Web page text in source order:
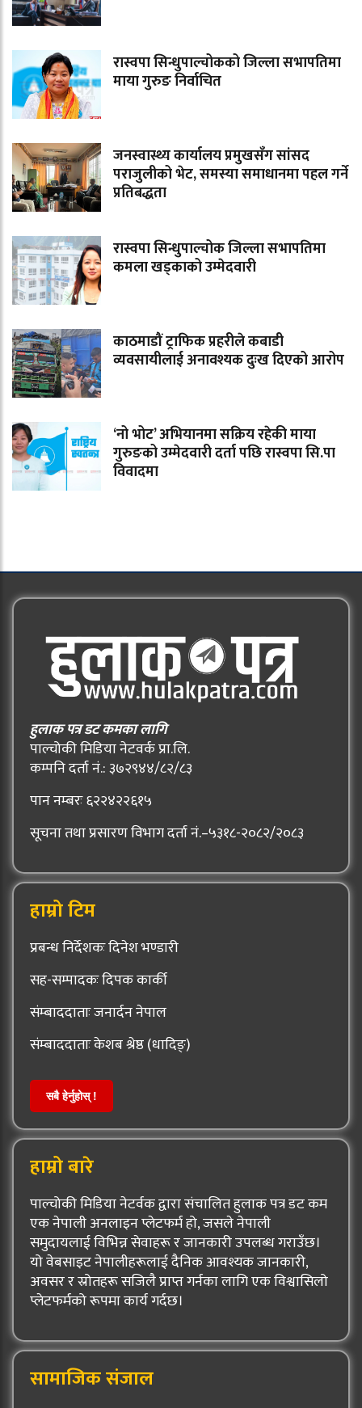
रास्वपा सिन्धुपाल्चोकको जिल्ला सभापतिमा
माया गुरुङ निर्वाचित
जनस्वास्थ्य कार्यालय प्रमुखसँग सांसद
पराजुलीको भेट, समस्या समाधानमा पहल गर्ने
प्रतिबद्धता
रास्वपा सिन्धुपाल्चोक जिल्ला सभापतिमा
कमला खड्काको उम्मेदवारी
काठमाडौं ट्राफिक प्रहरीले कबाडी
व्यवसायीलाई अनावश्यक दुःख दिएको आरोप
‘नो भोट’ अभियानमा सक्रिय रहेकी माया
गुरुङको उम्मेदवारी दर्ता पछि रास्वपा सि.पा
विवादमा
हुलाक पत्र डट कमका लागि
पाल्चोकी मिडिया नेटवर्क प्रा.लि.
कम्पनि दर्ता नं.: ३७२९४४/८२/८३
पान नम्बरः ६२२४२२६१५
सूचना तथा प्रसारण विभाग दर्ता नं.–५३१८-२०८२/२०८३
हाम्रो टिम
प्रबन्ध निर्देशकः दिनेश भण्डारी
सह-सम्पादकः दिपक कार्की
संम्बाददाताः जनार्दन नेपाल
संम्बाददाताः केशब श्रेष्ठ (धादिङ्)
सबै हेर्नुहोस् !
हाम्रो बारे
पाल्चोकी मिडिया नेटर्वक द्वारा संचालित हुलाक पत्र डट कम
एक नेपाली अनलाइन प्लेटफर्म हो, जसले नेपाली
समुदायलाई विभिन्न सेवाहरू र जानकारी उपलब्ध गराउँछ।
यो वेबसाइट नेपालीहरूलाई दैनिक आवश्यक जानकारी,
अवसर र स्रोतहरू सजिलै प्राप्त गर्नका लागि एक विश्वासिलो
प्लेटफर्मको रूपमा कार्य गर्दछ।
सामाजिक संजाल